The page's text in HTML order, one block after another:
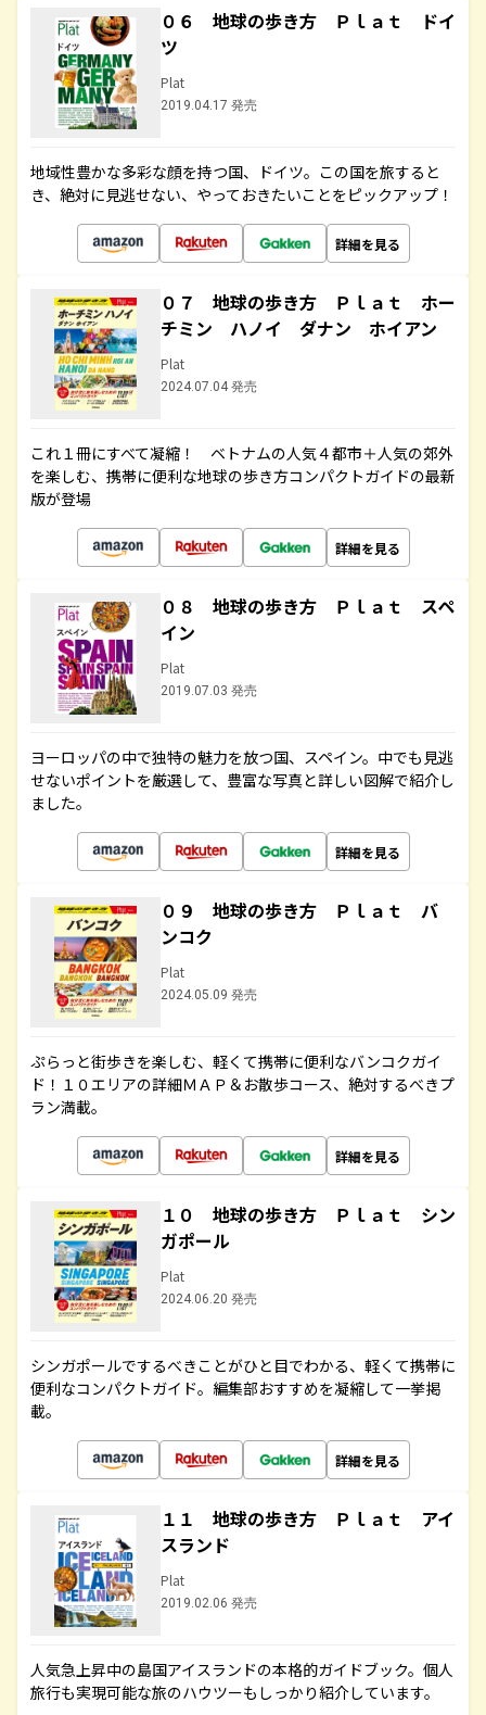
０６ 地球の歩き方 Ｐｌａｔ ドイ
ツ
Plat
2019.04.17 発売
地域性豊かな多彩な顔を持つ国、ドイツ。この国を旅すると
き、絶対に見逃せない、やっておきたいことをピックアップ！
詳細を見る
０７ 地球の歩き方 Ｐｌａｔ ホー
チミン ハノイ ダナン ホイアン
Plat
2024.07.04 発売
これ１冊にすべて凝縮！ ベトナムの人気４都市＋人気の郊外
を楽しむ、携帯に便利な地球の歩き方コンパクトガイドの最新
版が登場
詳細を見る
０８ 地球の歩き方 Ｐｌａｔ スペ
イン
Plat
2019.07.03 発売
ヨーロッパの中で独特の魅力を放つ国、スペイン。中でも見逃
せないポイントを厳選して、豊富な写真と詳しい図解で紹介し
ました。
詳細を見る
０９ 地球の歩き方 Ｐｌａｔ バ
ンコク
Plat
2024.05.09 発売
ぷらっと街歩きを楽しむ、軽くて携帯に便利なバンコクガイ
ド！１０エリアの詳細ＭＡＰ＆お散歩コース、絶対するべきプ
ラン満載。
詳細を見る
１０ 地球の歩き方 Ｐｌａｔ シン
ガポール
Plat
2024.06.20 発売
シンガポールでするべきことがひと目でわかる、軽くて携帯に
便利なコンパクトガイド。編集部おすすめを凝縮して一挙掲
載。
詳細を見る
１１ 地球の歩き方 Ｐｌａｔ アイ
スランド
Plat
2019.02.06 発売
人気急上昇中の島国アイスランドの本格的ガイドブック。個人
旅行も実現可能な旅のハウツーもしっかり紹介しています。